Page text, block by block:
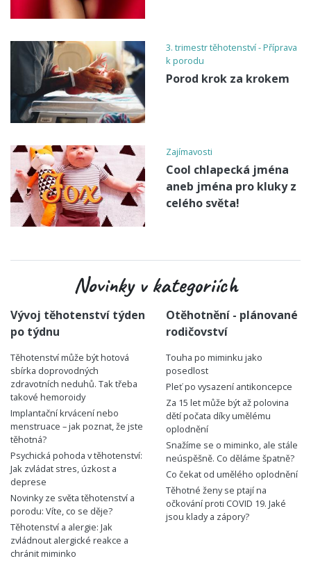
3. trimestr těhotenství - Příprava
k porodu
Porod krok za krokem
Zajímavosti
Cool chlapecká jména
aneb jména pro kluky z
celého světa!
Novinky v kategoriích
Vývoj těhotenství týden
po týdnu
Těhotenství může být hotová
sbírka doprovodných
zdravotních neduhů. Tak třeba
takové hemoroidy
Implantační krvácení nebo
menstruace – jak poznat, že jste
těhotná?
Psychická pohoda v těhotenství:
Jak zvládat stres, úzkost a
deprese
Novinky ze světa těhotenství a
porodu: Víte, co se děje?
Těhotenství a alergie: Jak
zvládnout alergické reakce a
chránit miminko
Otěhotnění - plánované
rodičovství
Touha po miminku jako
posedlost
Pleť po vysazení antikoncepce
Za 15 let může být až polovina
dětí počata díky umělému
oplodnění
Snažíme se o miminko, ale stále
neúspěšně. Co děláme špatně?
Co čekat od umělého oplodnění
Těhotné ženy se ptají na
očkování proti COVID 19. Jaké
jsou klady a zápory?